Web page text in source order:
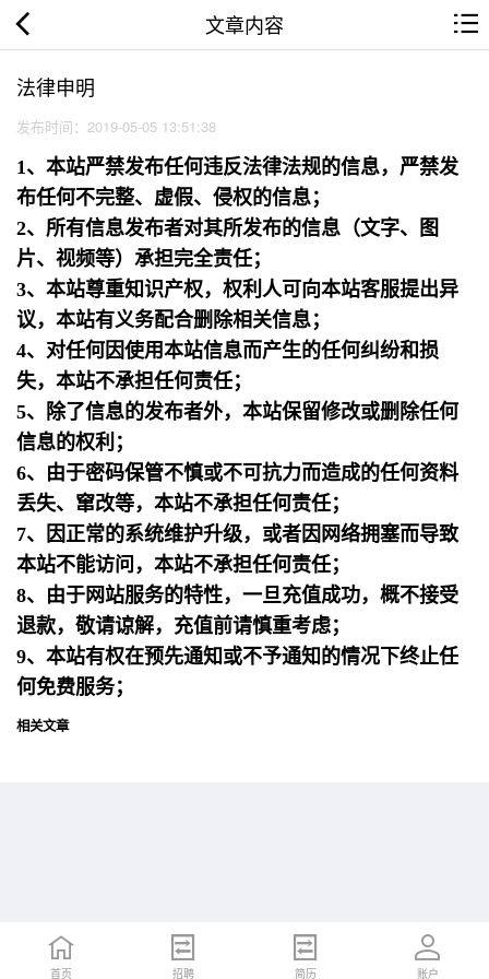
文章内容
法律申明
发布时间：2019-05-05 13:51:38
1、本站严禁发布任何违反法律法规的信息，严禁发
布任何不完整、虚假、侵权的信息；
2、所有信息发布者对其所发布的信息（文字、图
片、视频等）承担完全责任；
3、本站尊重知识产权，权利人可向本站客服提出异
议，本站有义务配合删除相关信息；
4、对任何因使用本站信息而产生的任何纠纷和损
失，本站不承担任何责任；
5、除了信息的发布者外，本站保留修改或删除任何
信息的权利；
6、由于密码保管不慎或不可抗力而造成的任何资料
丢失、窜改等，本站不承担任何责任；
7、因正常的系统维护升级，或者因网络拥塞而导致
本站不能访问，本站不承担任何责任；
8、由于网站服务的特性，一旦充值成功，概不接受
退款，敬请谅解，充值前请慎重考虑；
9、本站有权在预先通知或不予通知的情况下终止任
何免费服务；
相关文章
首页 招聘 简历 账户
首页 招聘 简历 账户